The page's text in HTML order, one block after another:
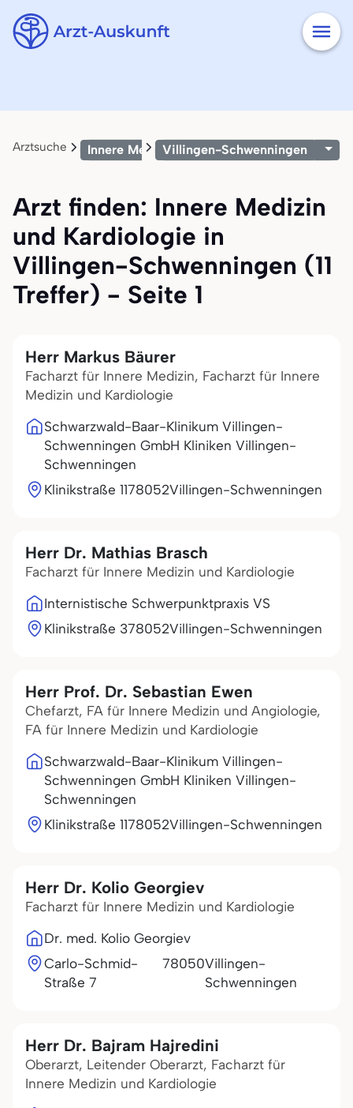
Arztsuche Innere Medizin und Kardiologie
Villingen-Schwenningen
Arzt finden: Innere Medizin
und Kardiologie in
Villingen-Schwenningen (11
Treffer) - Seite 1
Herr Markus Bäurer
Facharzt für Innere Medizin, Facharzt für Innere
Medizin und Kardiologie
Schwarzwald-Baar-Klinikum Villingen-
Schwenningen GmbH Kliniken Villingen-
Schwenningen
Klinikstraße 1178052Villingen-Schwenningen
Herr Dr. Mathias Brasch
Facharzt für Innere Medizin und Kardiologie
Internistische Schwerpunktpraxis VS
Klinikstraße 378052Villingen-Schwenningen
Herr Prof. Dr. Sebastian Ewen
Chefarzt, FA für Innere Medizin und Angiologie,
FA für Innere Medizin und Kardiologie
Schwarzwald-Baar-Klinikum Villingen-
Schwenningen GmbH Kliniken Villingen-
Schwenningen
Klinikstraße 1178052Villingen-Schwenningen
Herr Dr. Kolio Georgiev
Facharzt für Innere Medizin und Kardiologie
Dr. med. Kolio Georgiev
Carlo-Schmid-
Straße 7
78050Villingen-
Schwenningen
Herr Dr. Bajram Hajredini
Oberarzt, Leitender Oberarzt, Facharzt für
Innere Medizin und Kardiologie